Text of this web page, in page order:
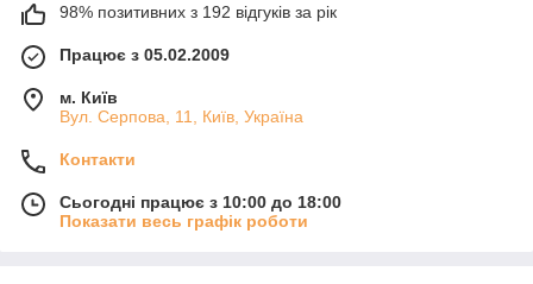
98% позитивних з 192 відгуків за рік
Працює з 05.02.2009
м. Київ
Вул. Серпова, 11, Київ, Україна
Контакти
Сьогодні працює з 10:00 до 18:00
Показати весь графік роботи